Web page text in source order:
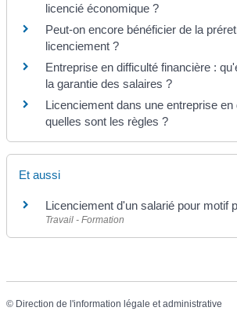
licencié économique ?
Peut-on encore bénéficier de la
licenciement ?
Entreprise en difficulté financière :
la garantie des salaires ?
Licenciement dans une entreprise en
quelles sont les règles ?
Et aussi
Licenciement d'un salarié pour motif
Travail - Formation
© Direction de l'information légale et administrative